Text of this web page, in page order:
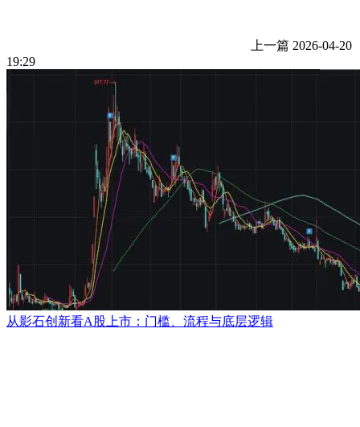
上一篇 2026-04-20
19:29
从影石创新看A股上市：门槛、流程与底层逻辑